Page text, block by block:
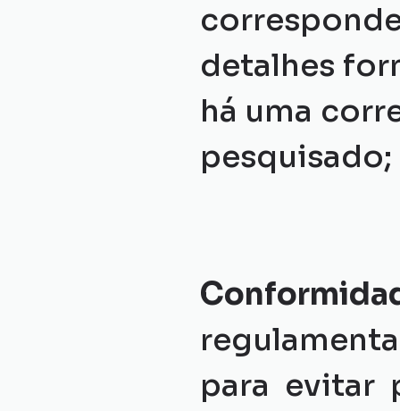
detalhes
há uma
pesquisado;
para evitar